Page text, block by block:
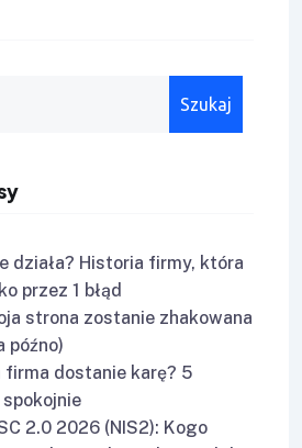
Szukaj
działa? Historia firmy, która
przez 1 błąd
strona zostanie zhakowana
późno)
firma dostanie karę? 5
2.0 2026 (NIS2): Kogo